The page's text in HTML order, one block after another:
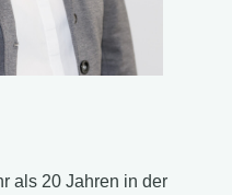
als 20 Jahren in der